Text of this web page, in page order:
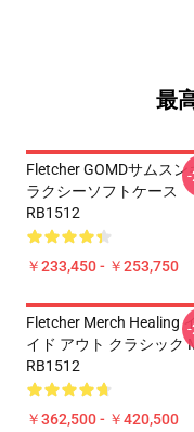
最
Fletcher GOMDサムスン
ラクシーソフトケース
RB1512
￥233,450 - ￥253,750
Fletcher Merch Healing
イド アウト クラシック
RB1512
￥362,500 - ￥420,500